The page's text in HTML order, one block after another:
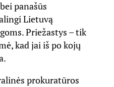
panašūs
Lietuvą
Priežastys – tik
kad jai iš po kojų
prokuratūros